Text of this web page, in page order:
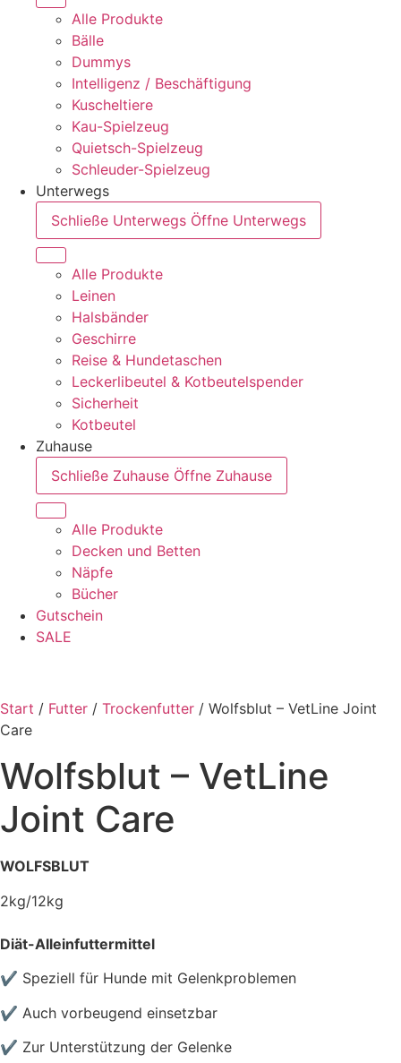
Alle Produkte
Bälle
Dummys
Intelligenz / Beschäftigung
Kuscheltiere
Kau-Spielzeug
Quietsch-Spielzeug
Schleuder-Spielzeug
Unterwegs
Schließe Unterwegs Öffne Unterwegs
Alle Produkte
Leinen
Halsbänder
Geschirre
Reise & Hundetaschen
Leckerlibeutel & Kotbeutelspender
Sicherheit
Kotbeutel
Zuhause
Schließe Zuhause Öffne Zuhause
Alle Produkte
Decken und Betten
Näpfe
Bücher
Gutschein
SALE
Start / Futter / Trockenfutter / Wolfsblut – VetLine Joint
Care
Wolfsblut – VetLine
Joint Care
WOLFSBLUT
2kg/12kg
Diät-Alleinfuttermittel
✔ Speziell für Hunde mit Gelenkproblemen
✔ Auch vorbeugend einsetzbar
✔ Zur Unterstützung der Gelenke